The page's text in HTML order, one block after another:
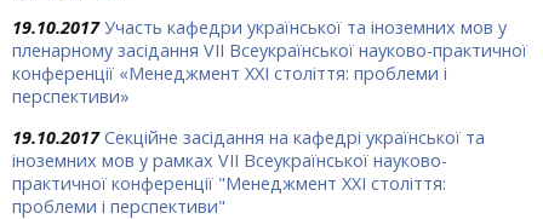
19.10.2017 Участь кафедри української та іноземних мов у
пленарному засідання VII Всеукраїнської науково-практичної
конференції «Менеджмент ХХІ століття: проблеми і
перспективи»
19.10.2017 Секційне засідання на кафедрі української та
іноземних мов у рамках VІІ Всеукраїнської науково-
практичної конференції "Менеджмент ХХІ століття:
проблеми і перспективи"